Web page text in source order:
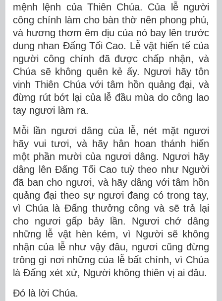
mệnh lệnh của Thiên Chúa. Của lễ người
công chính làm cho bàn thờ nên phong phú,
và hương thơm êm dịu của nó bay lên trước
dung nhan Ðấng Tối Cao. Lễ vật hiến tế của
người công chính đã được chấp nhận, và
Chúa sẽ không quên kẻ ấy. Ngươi hãy tôn
vinh Thiên Chúa với tâm hồn quảng đại, và
đừng rút bớt lại của lễ đầu mùa do công lao
tay ngươi làm ra.
Mỗi lần ngươi dâng của lễ, nét mặt ngươi
hãy vui tươi, và hãy hân hoan thánh hiến
một phần mười của ngươi dâng. Ngươi hãy
dâng lên Ðấng Tối Cao tuỳ theo như Người
đã ban cho ngươi, và hãy dâng với tâm hồn
quảng đại theo sự ngươi đang có trong tay,
vì Chúa là Ðấng thưởng công và sẽ trả lại
cho ngươi gấp bảy lần. Ngươi chớ dâng
những lễ vật hèn kém, vì Người sẽ không
nhận của lễ như vậy đâu, ngươi cũng đừng
trông gì nơi những của lễ bất chính, vì Chúa
là Ðấng xét xử, Người không thiên vị ai đâu.
Ðó là lời Chúa.